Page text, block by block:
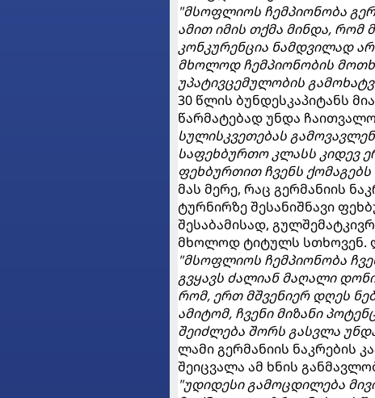
"მსოფლიოს ჩემპიონობა
ამით იმის თქმა მინდა, რომ
კონკურენცია ნამდვილად
მხოლოდ ჩემპიონობის
უპატივცემულობის
30 წლის ბუნდესკაპიტანს
წარმატებად უნდა
სულისკვეთებას
საფეხბურთო კლასს კიდევ
ფეხბურთით ჩვენს
მას მერე, რაც გერმანიის
ტურნირზე შესანიშნავი
შესაბამისად,
მხოლოდ ტიტულს სთხოვენ.
"მსოფლიოს ჩემპიონობა
გვყავს ძალიან მაღალი
რომ, ერთ მშვენიერ დღეს
ამიტომ, ჩვენი მიზანი
შეიძლება შორს გასვლა
ლამი გერმანიის ნაკრების
შეიცვალა ამ ხნის
"უდიდესი გამოცდილება